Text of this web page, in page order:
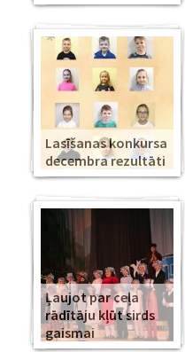
Lasīšanas konkursa
decembra rezultāti
Ļaujot par ceļa
rādītāju kļūt sirds
gaismai